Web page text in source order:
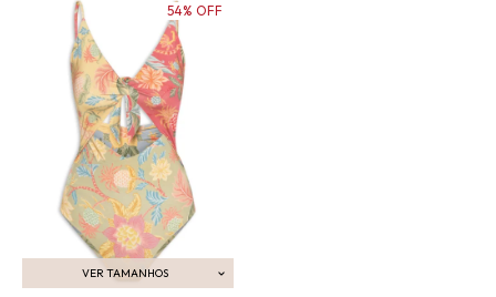
VER TAMANHOS
ADICIONAR AO CARRINHO
54% OFF